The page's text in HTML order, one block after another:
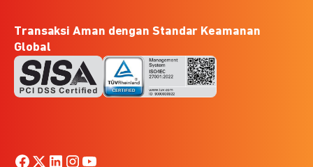
Transaksi Aman dengan Standar Keamanan
Global